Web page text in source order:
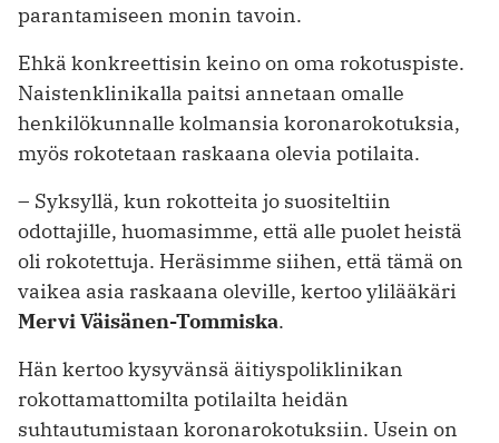
parantamiseen monin tavoin.
Ehkä konkreettisin keino on oma rokotuspiste.
Naistenklinikalla paitsi annetaan omalle
henkilökunnalle kolmansia koronarokotuksia,
myös rokotetaan raskaana olevia potilaita.
– Syksyllä, kun rokotteita jo suositeltiin
odottajille, huomasimme, että alle puolet heistä
oli rokotettuja. Heräsimme siihen, että tämä on
vaikea asia raskaana oleville, kertoo ylilääkäri
Mervi Väisänen-Tommiska.
Hän kertoo kysyvänsä äitiyspoliklinikan
rokottamattomilta potilailta heidän
suhtautumistaan koronarokotuksiin. Usein on